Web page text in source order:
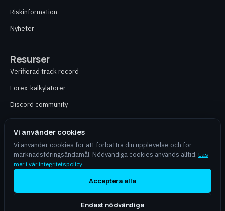
Vi använder cookies
Vi använder cookies för att förbättra din upplevelse och för
marknadsföringsändamål. Nödvändiga cookies används alltid. Läs
mer i vår integritetspolicy
Endast nödvändiga
Acceptera alla
Riskinformation
Nyheter
Resurser
Verifierad track record
Forex-kalkylatorer
Discord community
Kontakt
aiforex.online är en självständig partner och erbjuder inte finansiell rådgivning,
portföljförvaltning eller mäklartjänster. Trading med CFD och valutor innebär hög
risk för förlust av kapital och passar inte alla investerare. Tidigare resultat